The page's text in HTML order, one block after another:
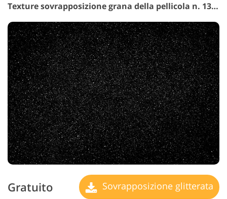
Texture sovrapposizione grana della pellicola n. 13 "Silver Screen"
Gratuito Sovrapposizione glitterata